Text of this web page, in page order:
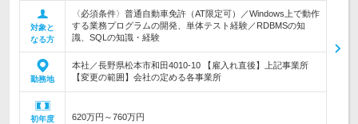
対象と
なる方
〈必須条件〉普通自動車免許（AT限定可）／Windows上で動作
する業務プログラムの開発、単体テスト経験／RDBMSの知
識、SQLの知識・経験
勤務地
本社／長野県松本市和田4010-10 【雇入れ直後】上記事業所
【変更の範囲】会社の定める各事業所
初年度
620万円～760万円